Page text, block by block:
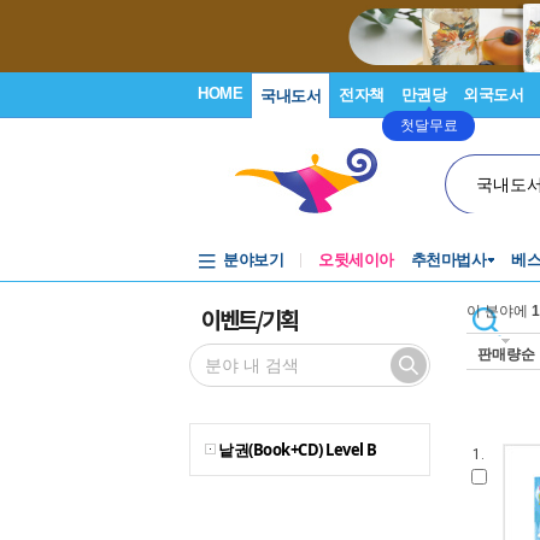
HOME 국내도서 전자책 만권당
첫달무료
외국도서
국내도
분야보기 오뒷세이아 추천마법사 베
이벤트/기획
낱권(Book+CD) Level B
이 분야에
판매량순
1.